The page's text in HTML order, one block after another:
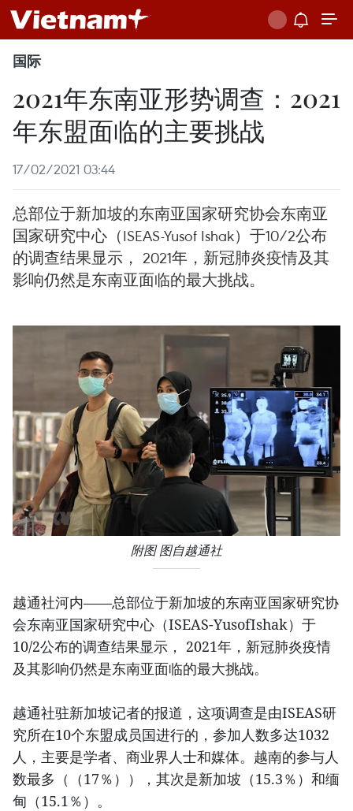
国际
2021年东南亚形势调查：2021
年东盟面临的主要挑战
17/02/2021 03:44
总部位于新加坡的东南亚国家研究协会东南亚
国家研究中心（ISEAS-Yusof Ishak）于10/2公布
的调查结果显示， 2021年，新冠肺炎疫情及其
影响仍然是东南亚面临的最大挑战。
附图 图自越通社
越通社河内——总部位于新加坡的东南亚国家研究协
会东南亚国家研究中心（ISEAS-YusofIshak）于
10/2公布的调查结果显示， 2021年，新冠肺炎疫情
及其影响仍然是东南亚面临的最大挑战。
越通社驻新加坡记者的报道，这项调查是由ISEAS研
究所在10个东盟成员国进行的，参加人数多达1032
人，主要是学者、商业界人士和媒体。越南的参与人
数最多（（17％）），其次是新加坡（15.3％）和缅
甸（15.1％）。